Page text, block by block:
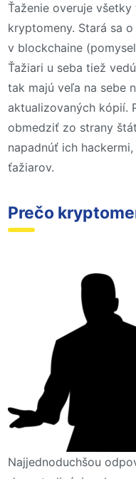
Ťaženie overuje
kryptomeny. Stará sa
v blockchaine
Ťažiari u seba tiež
tak majú veľa na sebe
aktualizovaných kópií.
obmedziť zo strany
napadnúť ich
ťažiarov.
Prečo
Najjednoduchšou